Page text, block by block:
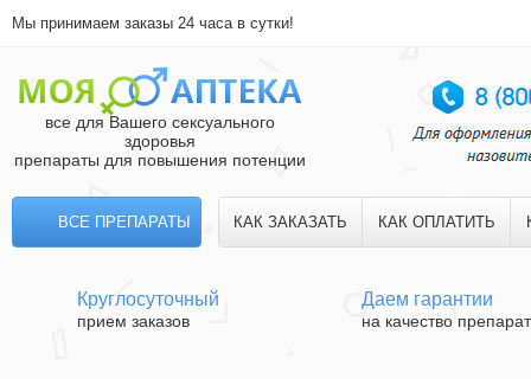
Мы принимаем заказы 24 часа в сутки!
все для Вашего сексуального
здоровья
препараты для повышения потенции
ВСЕ ПРЕПАРАТЫ КАК ЗАКАЗАТЬ КАК ОПЛАТИТЬ
Круглосуточный
прием заказов
Даем гарантии
на качество